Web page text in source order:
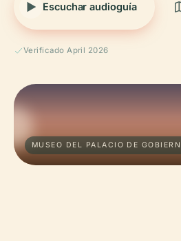
Escuchar audioguía
Verificado April 2026
MUSEO DEL PALACIO DE